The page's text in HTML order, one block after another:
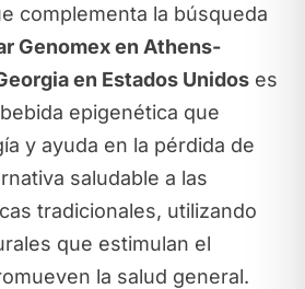
complementa la búsqueda
Genomex en Athens-
en Estados Unidoses
epigenética que
y ayuda en la pérdida de
saludable a las
tradicionales, utilizando
que estimulan el
la salud general.